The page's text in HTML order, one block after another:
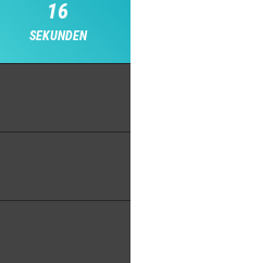
16
SEKUNDEN